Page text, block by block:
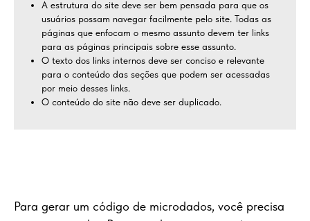
A estrutura do site deve ser bem pensada para que os
usuários possam navegar facilmente pelo site. Todas as
páginas que enfocam o mesmo assunto devem ter links
para as páginas principais sobre esse assunto.
O texto dos links internos deve ser conciso e relevante
para o conteúdo das seções que podem ser acessadas
por meio desses links.
O conteúdo do site não deve ser duplicado.
Para gerar um código de microdados, você precisa